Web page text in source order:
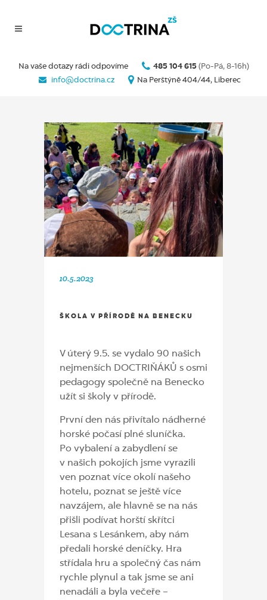
Na vaše dotazy rádi odpovíme 485 104 615 (Po-Pá, 8-16h)
info@doctrina.cz
Na Perštýně 404/44, Liberec
10.5.2023
ŠKOLA V PŘÍRODĚ NA BENECKU
V úterý 9.5. se vydalo 90 našich
nejmenších DOCTRIŇÁKŮ s osmi
pedagogy společně na Benecko
užít si školy v přírodě.
První den nás přivítalo nádherné
horské počasí plné sluníčka.
Po vybalení a zabydlení se
v našich pokojích jsme vyrazili
ven poznat více okolí našeho
hotelu, poznat se ještě více
navzájem, ale hlavně se na nás
přišli podívat horští skřítci
Lesana s Lesánkem, aby nám
předali horské deníčky. Hra
střídala hru a společný čas nám
rychle plynul a tak jsme se ani
nenadáli a byla večeře –